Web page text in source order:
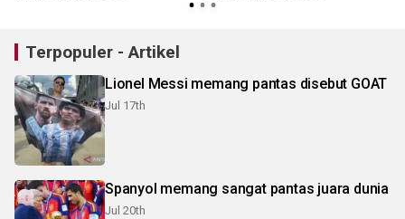
Terpopuler - Artikel
Lionel Messi memang pantas disebut GOAT
Jul 17th
Spanyol memang sangat pantas juara dunia
Jul 20th